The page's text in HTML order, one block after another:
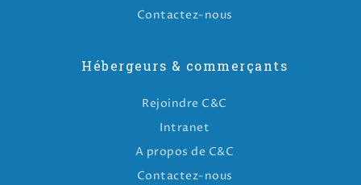
Contactez-nous
Hébergeurs & commerçants
Rejoindre C&C
Intranet
A propos de C&C
Contactez-nous